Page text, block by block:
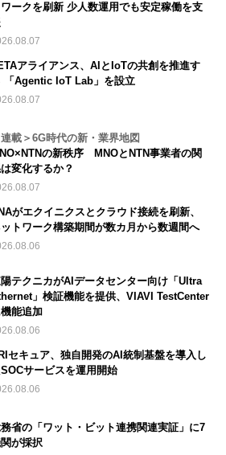
ワークを刷新 少人数運用でも安定稼働を支
アライアンス、AIとIoTの共創を推進す
「Agentic IoT Lab」を設立
連載＞6G時代の新・業界地図
の新秩序 MNOとNTN事業者の関
変化するか？
がエクイニクスとクラウド接続を刷新、
トワーク構築期間が数カ月から数週間へ
テクニカがAIデータセンター向け「Ultra
」検証機能を提供、VIAVI TestCenter
能追加
セキュア、独自開発のAI統制基盤を導入し
サービスを運用開始
省の「ワット・ビット連携関連実証」に7
が採択